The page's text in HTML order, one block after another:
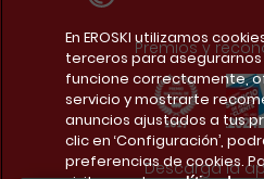
Premios y
Descarga la
En EROSKI utilizamos
terceros para
funcione correctamente,
servicio y mostrarte
anuncios ajustados a tus
clic en ‘Configuración’,
preferencias de cookies.